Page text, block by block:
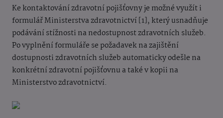
Ke kontaktování zdravotní pojišťovny je možné využít i
formulář Ministerstva zdravotnictví [1], který usnadňuje
podávání stížnosti na nedostupnost zdravotních služeb.
Po vyplnění formuláře se požadavek na zajištění
dostupnosti zdravotních služeb automaticky odešle na
konkrétní zdravotní pojišťovnu a také v kopii na
Ministerstvo zdravotnictví.